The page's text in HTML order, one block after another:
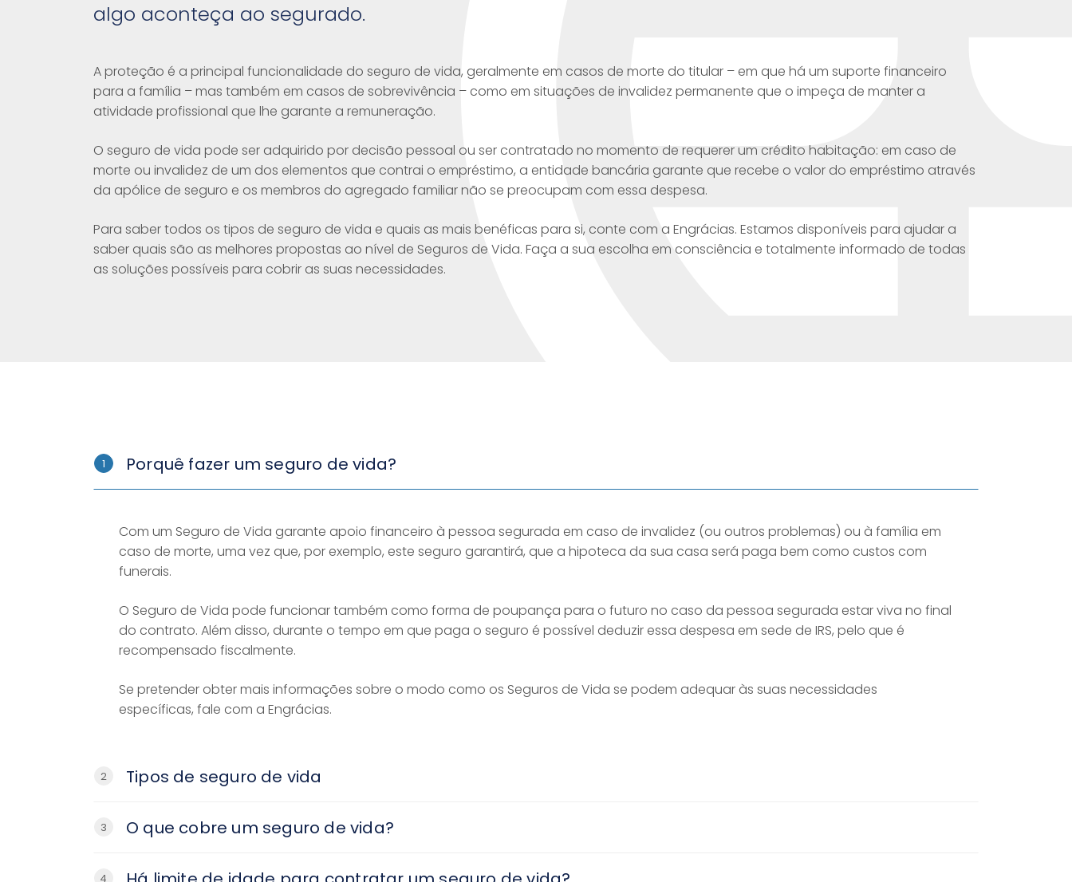
algo aconteça ao segurado.
A proteção é a principal funcionalidade do seguro de vida, geralmente em casos de morte do titular – em que há um suporte financeiro
para a família – mas também em casos de sobrevivência – como em situações de invalidez permanente que o impeça de manter a
atividade profissional que lhe garante a remuneração.
O seguro de vida pode ser adquirido por decisão pessoal ou ser contratado no momento de requerer um crédito habitação: em caso de
morte ou invalidez de um dos elementos que contrai o empréstimo, a entidade bancária garante que recebe o valor do empréstimo através
da apólice de seguro e os membros do agregado familiar não se preocupam com essa despesa.
Para saber todos os tipos de seguro de vida e quais as mais benéficas para si, conte com a Engrácias. Estamos disponíveis para ajudar a
saber quais são as melhores propostas ao nível de Seguros de Vida. Faça a sua escolha em consciência e totalmente informado de todas
as soluções possíveis para cobrir as suas necessidades.
1 Porquê fazer um seguro de vida?
Com um Seguro de Vida garante apoio financeiro à pessoa segurada em caso de invalidez (ou outros problemas) ou à família em
caso de morte, uma vez que, por exemplo, este seguro garantirá, que a hipoteca da sua casa será paga bem como custos com
funerais.
O Seguro de Vida pode funcionar também como forma de poupança para o futuro no caso da pessoa segurada estar viva no final
do contrato. Além disso, durante o tempo em que paga o seguro é possível deduzir essa despesa em sede de IRS, pelo que é
recompensado fiscalmente.
Se pretender obter mais informações sobre o modo como os Seguros de Vida se podem adequar às suas necessidades
específicas, fale com a Engrácias.
2 Tipos de seguro de vida
3 O que cobre um seguro de vida?
4